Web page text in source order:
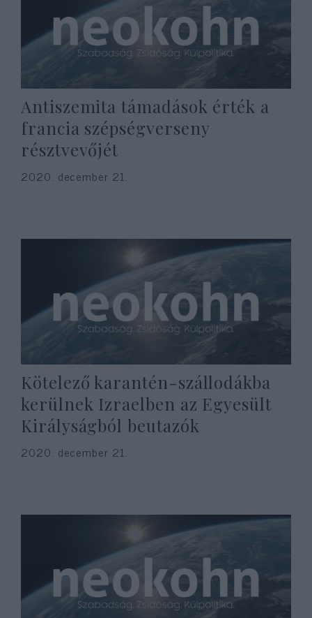
Antiszemita támadások érték a
francia szépségverseny
résztvevőjét
2020. december 21.
Kötelező karantén-szállodákba
kerülnek Izraelben az Egyesült
Királyságból beutazók
2020. december 21.